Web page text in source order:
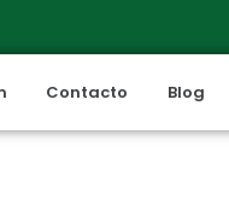
Contacto Blog